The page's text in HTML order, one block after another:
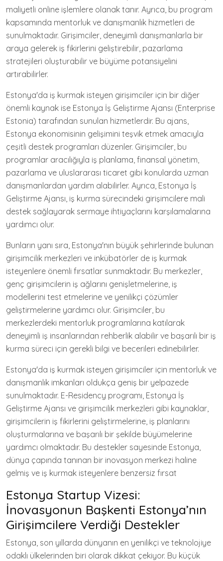
maliyetli online işlemlere olanak tanır. Ayrıca, bu program
kapsamında mentorluk ve danışmanlık hizmetleri de
sunulmaktadır. Girişimciler, deneyimli danışmanlarla bir
araya gelerek iş fikirlerini geliştirebilir, pazarlama
stratejileri oluşturabilir ve büyüme potansiyelini
artırabilirler.
Estonya'da iş kurmak isteyen girişimciler için bir diğer
önemli kaynak ise Estonya İş Geliştirme Ajansı (Enterprise
Estonia) tarafından sunulan hizmetlerdir. Bu ajans,
Estonya ekonomisinin gelişimini teşvik etmek amacıyla
çeşitli destek programları düzenler. Girişimciler, bu
programlar aracılığıyla iş planlama, finansal yönetim,
pazarlama ve uluslararası ticaret gibi konularda uzman
danışmanlardan yardım alabilirler. Ayrıca, Estonya İş
Geliştirme Ajansı, iş kurma sürecindeki girişimcilere mali
destek sağlayarak sermaye ihtiyaçlarını karşılamalarına
yardımcı olur.
Bunların yanı sıra, Estonya'nın büyük şehirlerinde bulunan
girişimcilik merkezleri ve inkübatörler de iş kurmak
isteyenlere önemli fırsatlar sunmaktadır. Bu merkezler,
genç girişimcilerin iş ağlarını genişletmelerine, iş
modellerini test etmelerine ve yenilikçi çözümler
geliştirmelerine yardımcı olur. Girişimciler, bu
merkezlerdeki mentorluk programlarına katılarak
deneyimli iş insanlarından rehberlik alabilir ve başarılı bir iş
kurma süreci için gerekli bilgi ve becerileri edinebilirler.
Estonya'da iş kurmak isteyen girişimciler için mentorluk ve
danışmanlık imkanları oldukça geniş bir yelpazede
sunulmaktadır. E-Residency programı, Estonya İş
Geliştirme Ajansı ve girişimcilik merkezleri gibi kaynaklar,
girişimcilerin iş fikirlerini geliştirmelerine, iş planlarını
oluşturmalarına ve başarılı bir şekilde büyümelerine
yardımcı olmaktadır. Bu destekler sayesinde Estonya,
dünya çapında tanınan bir inovasyon merkezi haline
gelmiş ve iş kurmak isteyenlere benzersiz fırsat
Estonya Startup Vizesi:
İnovasyonun Başkenti Estonya’nın
Girişimcilere Verdiği Destekler
Estonya, son yıllarda dünyanın en yenilikçi ve teknolojiye
odaklı ülkelerinden biri olarak dikkat çekiyor. Bu küçük